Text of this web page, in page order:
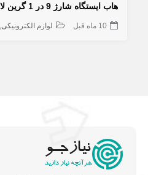
هاب ایستگاه شارژ 9 در 1 گرین لاین
10 ماه قبل لوازم الکترونیکی